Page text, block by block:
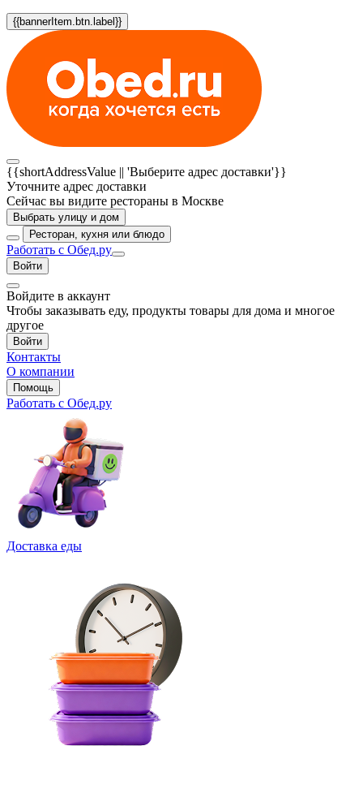
{{bannerItem.btn.label}}
{{shortAddressValue || 'Выберите адрес доставки'}}
Уточните адрес доставки
Сейчас вы видите рестораны в Москве
Выбрать улицу и дом
Ресторан, кухня или блюдо
Работать с Обед.ру
Войти
Войдите в аккаунт
Чтобы заказывать еду, продукты товары для дома и многое
другое
Войти
Контакты
О компании
Помощь
Работать с Обед.ру
Доставка еды